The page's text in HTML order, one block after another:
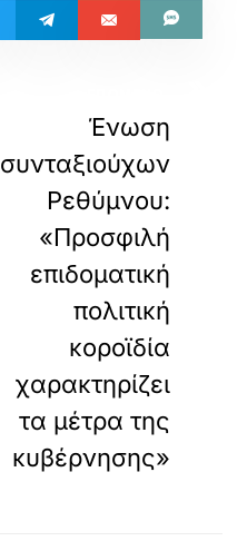
Ένωση
συνταξιούχων
Ρεθύμνου:
«Προσφιλή
επιδοματική
πολιτική
κοροϊδία
χαρακτηρίζει
τα μέτρα της
κυβέρνησης»